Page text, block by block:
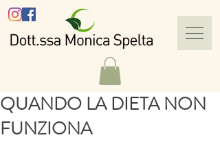
QUANDO LA DIETA NON
FUNZIONA